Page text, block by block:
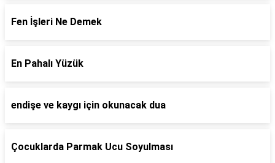
Fen İşleri Ne Demek
En Pahalı Yüzük
endişe ve kaygı için okunacak dua
Çocuklarda Parmak Ucu Soyulması